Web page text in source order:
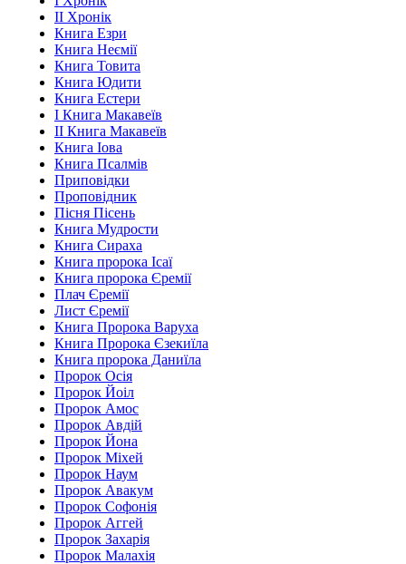
ІІ Хронік
Книга Езри
Книга Неємії
Книга Товита
Книга Юдити
Книга Естери
І Книга Макавеїв
ІІ Книга Макавеїв
Книга Іова
Книга Псалмів
Приповідки
Проповідник
Пісня Пісень
Книга Мудрости
Книга Сираха
Книга пророка Ісаї
Книга пророка Єремії
Плач Єремії
Лист Єремії
Книга Пророка Варуха
Книга Пророка Єзекиїла
Книга пророка Даниїла
Пророк Осія
Пророк Йоіл
Пророк Амос
Пророк Авдій
Пророк Йона
Пророк Міхей
Пророк Наум
Пророк Авакум
Пророк Софонія
Пророк Аггей
Пророк Захарія
Пророк Малахія